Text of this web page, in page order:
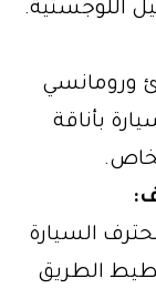
اللوجستية.
ورومانسي
السيارة بأناقة
سائق ليموزين 01102106655 محترف السيارة
الطريق